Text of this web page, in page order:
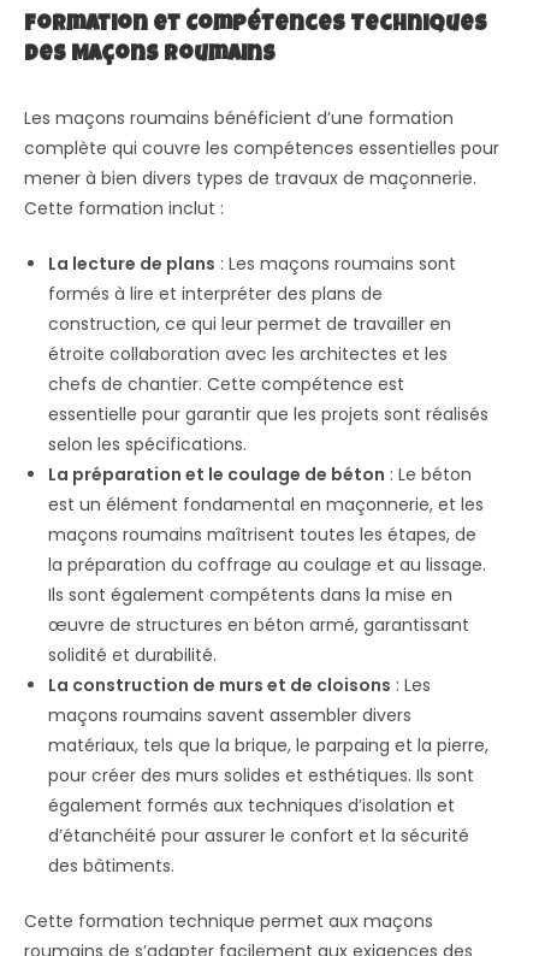
Formation et Compétences Techniques
des Maçons Roumains
Les maçons roumains bénéficient d’une formation
complète qui couvre les compétences essentielles pour
mener à bien divers types de travaux de maçonnerie.
Cette formation inclut :
La lecture de plans : Les maçons roumains sont
formés à lire et interpréter des plans de
construction, ce qui leur permet de travailler en
étroite collaboration avec les architectes et les
chefs de chantier. Cette compétence est
essentielle pour garantir que les projets sont réalisés
selon les spécifications.
La préparation et le coulage de béton : Le béton
est un élément fondamental en maçonnerie, et les
maçons roumains maîtrisent toutes les étapes, de
la préparation du coffrage au coulage et au lissage.
Ils sont également compétents dans la mise en
œuvre de structures en béton armé, garantissant
solidité et durabilité.
La construction de murs et de cloisons : Les
maçons roumains savent assembler divers
matériaux, tels que la brique, le parpaing et la pierre,
pour créer des murs solides et esthétiques. Ils sont
également formés aux techniques d’isolation et
d’étanchéité pour assurer le confort et la sécurité
des bâtiments.
Cette formation technique permet aux maçons